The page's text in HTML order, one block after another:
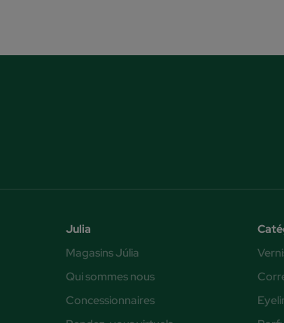
Julia
Magasins Júlia
Qui sommes nous
Concessionnaires